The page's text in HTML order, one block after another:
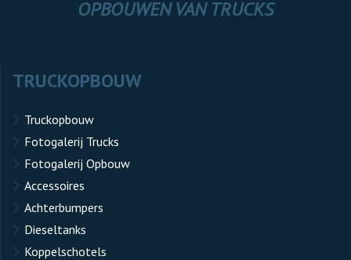
OPBOUWEN VAN TRUCKS
TRUCKOPBOUW
Truckopbouw
Fotogalerij Trucks
Fotogalerij Opbouw
Accessoires
Achterbumpers
Dieseltanks
Koppelschotels